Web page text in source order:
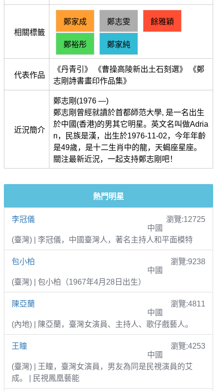
相關標籤
鄭家成 鄭志雯 餘雅穎
鄭裕彤 鄭家純
代表作品
《丹青引》 《曹操高陵新出土石刻選》 《鄭
志剛詩書畫印作品集》
近況簡介
鄭志剛(1976 —)
鄭志剛曾經就讀於首都師范大學, 是一名出生
於中國(香港)的男其它明星。英文名叫做Adria
n，民族是漢，出生於1976-11-02，今年年齡
是49歲，是十二生肖中的龍，天蝎座星座。
關注最新近況，一起支持鄭志剛吧！
熱門明星
李冠儀
瀏覽:12725
中國
(臺灣) | 李冠儀，中國臺灣人，著名主持人和平面模特
包小柏
瀏覽:9238
中國
(臺灣) | 包小柏（1967年4月28日出生）
陳亞蘭
瀏覽:4811
中國
(內地) | 陳亞蘭，臺灣女演員、主持人、歌仔戲藝人。
王瞳
瀏覽:4253
中國
(臺灣) | 王瞳，臺灣女演員，男友為同是民視演員的艾
成。 | 民視鳳凰藝能